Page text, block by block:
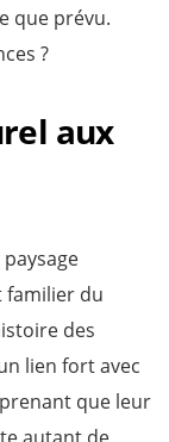
que prévu.
?
aux
familier du
des
lien fort avec
que leur